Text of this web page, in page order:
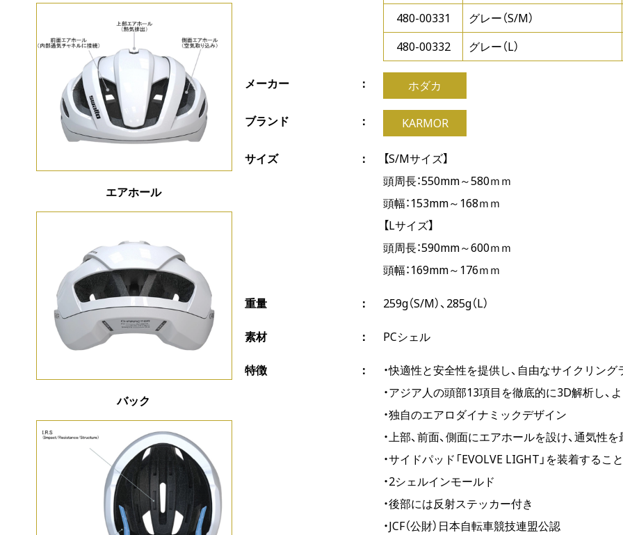
エアホール
バック
480-00331
グレー（S/M）
480-00332
グレー（L）
メーカー ホダカ
ブランド KARMOR
サイズ
【S/Mサイズ】
頭周長：550mm～580ｍｍ
頭幅：153mm～168ｍｍ
【Lサイズ】
頭周長：590mm～600ｍｍ
頭幅：169mm～176ｍｍ
重量 259g（S/M）、285g（L）
素材 PCシェル
特徴
・快適性と安全性を提供し、自由なサイクリン
・アジア人の頭部13項目を徹底的に3D解析し
・独自のエアロダイナミックデザイン
・上部、前面、側面にエアホールを設け、通気性
・サイドパッド「EVOLVE LIGHT」を装着する
・2シェルインモールド
・後部には反射ステッカー付き
・JCF（公財）日本自転車競技連盟公認